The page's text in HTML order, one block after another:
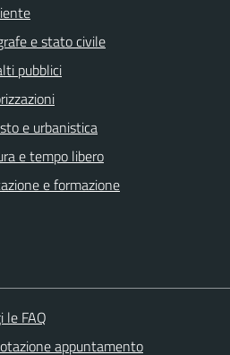
e stato civile
pubblici
e urbanistica
e tempo libero
e formazione
le FAQ
appuntamento